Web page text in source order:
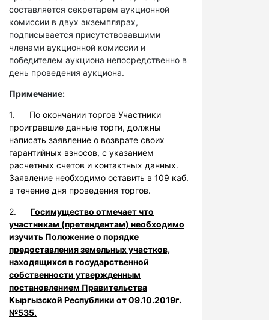
составляется секретарем аукционной
комиссии в двух экземплярах,
подписывается присутствовавшими
членами аукционной комиссии и
победителем аукциона непосредственно в
день проведения аукциона.
Примечание:
1. По окончании торгов Участники
проигравшие данные торги, должны
написать заявление о возврате своих
гарантийных взносов, с указанием
расчетных счетов и контактных данных.
Заявление необходимо оставить в 109 каб.
в течение дня проведения торгов.
2. Госимущество отмечает что
участникам (претендентам) необходимо
изучить Положение о порядке
предоставления земельных участков,
находящихся в государственной
собственности утвержденным
постановлением Правительства
Кыргызской Республики от 09.10.2019г.
№535.